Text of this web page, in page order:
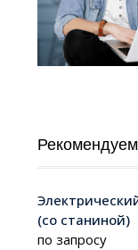
(со станиной)
по запросу